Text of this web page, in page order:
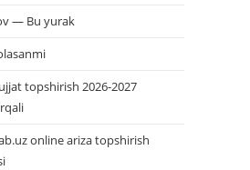
— Bu yurak
topshirish 2026-2027
online ariza topshirish